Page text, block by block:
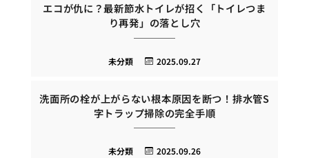
エコが仇に？最新節水トイレが招く「トイレつま
り再発」の落とし穴
2025.09.27
未分類
洗面所の栓が上がらない根本原因を断つ！排水管S
字トラップ掃除の完全手順
2025.09.26
未分類